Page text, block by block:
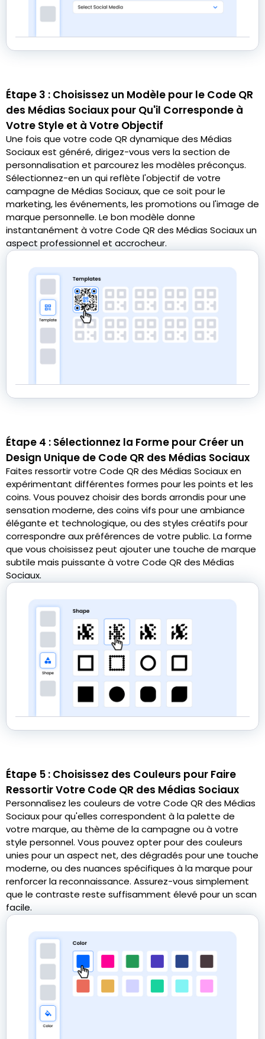
Étape 3 : Choisissez un Modèle pour le Code QR
des Médias Sociaux pour Qu'il Corresponde à
Votre Style et à Votre Objectif
Une fois que votre code QR dynamique des Médias
Sociaux est généré, dirigez-vous vers la section de
personnalisation et parcourez les modèles préconçus.
Sélectionnez-en un qui reflète l'objectif de votre
campagne de Médias Sociaux, que ce soit pour le
marketing, les événements, les promotions ou l'image de
marque personnelle. Le bon modèle donne
instantanément à votre Code QR des Médias Sociaux un
aspect professionnel et accrocheur.
Étape 4 : Sélectionnez la Forme pour Créer un
Design Unique de Code QR des Médias Sociaux
Faites ressortir votre Code QR des Médias Sociaux en
expérimentant différentes formes pour les points et les
coins. Vous pouvez choisir des bords arrondis pour une
sensation moderne, des coins vifs pour une ambiance
élégante et technologique, ou des styles créatifs pour
correspondre aux préférences de votre public. La forme
que vous choisissez peut ajouter une touche de marque
subtile mais puissante à votre Code QR des Médias
Sociaux.
Étape 5 : Choisissez des Couleurs pour Faire
Ressortir Votre Code QR des Médias Sociaux
Personnalisez les couleurs de votre Code QR des Médias
Sociaux pour qu'elles correspondent à la palette de
votre marque, au thème de la campagne ou à votre
style personnel. Vous pouvez opter pour des couleurs
unies pour un aspect net, des dégradés pour une touche
moderne, ou des nuances spécifiques à la marque pour
renforcer la reconnaissance. Assurez-vous simplement
que le contraste reste suffisamment élevé pour un scan
facile.